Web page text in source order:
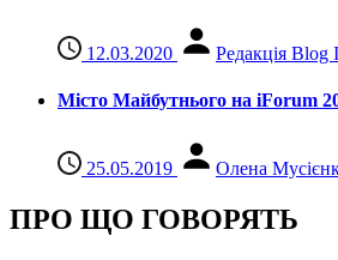
12.03.2020 Редакція Blog
Місто Майбутнього на iForum
25.05.2019 Олена
ПРО ЩО ГОВОРЯТЬ